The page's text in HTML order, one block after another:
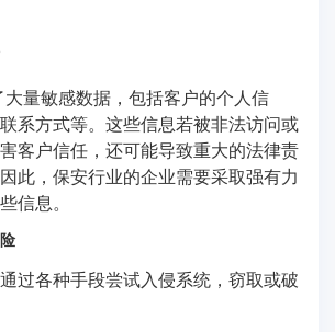
量敏感数据，包括客户的个人信
系方式等。这些信息若被非法访问或
客户信任，还可能导致重大的法律责
此，保安行业的企业需要采取强有力
信息。
通过各种手段尝试入侵系统，窃取或破